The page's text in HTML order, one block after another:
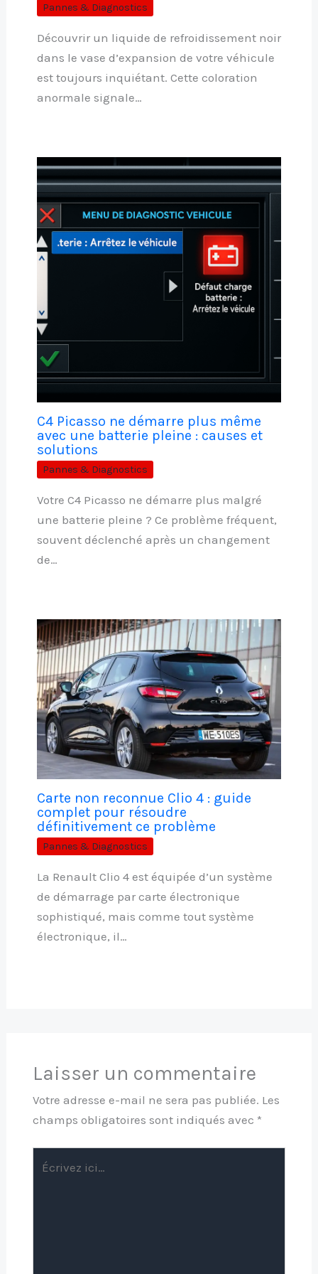
Pannes & Diagnostics
Découvrir un liquide de refroidissement noir
dans le vase d’expansion de votre véhicule
est toujours inquiétant. Cette coloration
anormale signale…
C4 Picasso ne démarre plus même
avec une batterie pleine : causes et
solutions
Pannes & Diagnostics
Votre C4 Picasso ne démarre plus malgré
une batterie pleine ? Ce problème fréquent,
souvent déclenché après un changement
de…
Carte non reconnue Clio 4 : guide
complet pour résoudre
définitivement ce problème
Pannes & Diagnostics
La Renault Clio 4 est équipée d’un système
de démarrage par carte électronique
sophistiqué, mais comme tout système
électronique, il…
Laisser un commentaire
Votre adresse e-mail ne sera pas publiée. Les
champs obligatoires sont indiqués avec *